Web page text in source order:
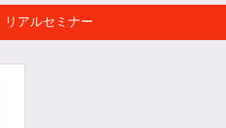
リアルセミナー